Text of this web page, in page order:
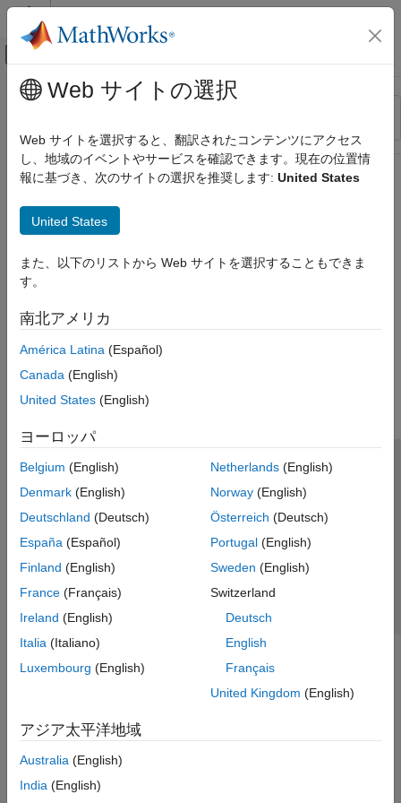
コンテンツへスキップ
オフキャンバス ナビゲーション メ
リソース
ステータス
メインコンテンツ
Web サイトの選択
Web サイトを選択すると、翻訳されたコンテンツにアクセス
し、地域のイベントやサービスを確認できます。現在の位置情
報に基づき、次のサイトの選択を推奨します: United States
United States
また、以下のリストから Web サイトを選択することもできま
す。
南北アメリカ
América Latina (Español)
Canada (English)
United States (English)
ヨーロッパ
Belgium (English)
Denmark (English)
Deutschland (Deutsch)
España (Español)
Finland (English)
France (Français)
Ireland (English)
Italia (Italiano)
Luxembourg (English)
Netherlands(English)
Norway(English)
Österreich (Deutsch)
Portugal(English)
Sweden (English)
Switzerland
Deutsch
English
Français
United Kingdom (English)
アジア太平洋地域
Australia (English)
India (English)
トラストセンター
プライバシー ポリシー
違法コピー防止
アプリケーション ステータス
© 1994-2026 The MathWorks, Inc.